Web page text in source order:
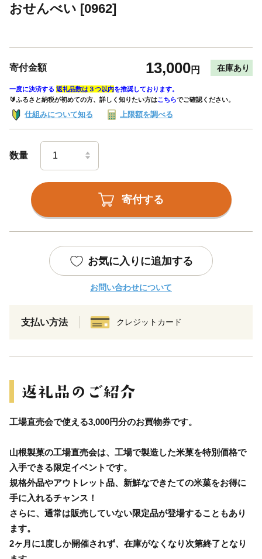
おせんべい [0962]
寄付金額 13,000円 在庫あり
一度に決済する 返礼品数は３つ以内を推奨しております。
🔰ふるさと納税が初めての方、詳しく知りたい方はこちらでご確認ください。
仕組みについて知る 上限額を調べる
数量
寄付する
お気に入りに追加する
お問い合わせについて
支払い方法 クレジットカード
工場直売会で使える3,000円分のお買物券です。
山根製菓の工場直売会は、工場で製造した米菓を特別価格で
入手できる限定イベントです。
規格外品やアウトレット品、新鮮なできたての米菓をお得に
手に入れるチャンス！
さらに、通常は販売していない限定品が登場することもあり
ます。
2ヶ月に1度しか開催されず、在庫がなくなり次第終了となり